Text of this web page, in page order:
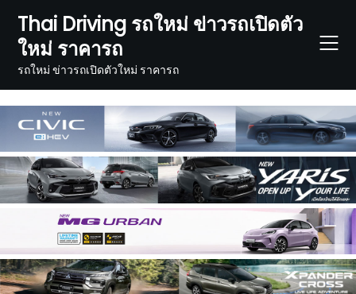
content
Thai Driving รถใหม่ ข่าวรถเปิดตัว
ใหม่ ราคารถ
รถใหม่ ข่าวรถเปิดตัวใหม่ ราคารถ